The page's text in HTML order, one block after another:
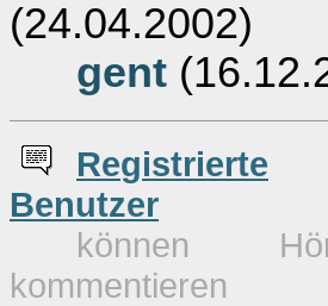
(24.04.2002)
gent
Registrierte
Benutzer
können
kommentieren